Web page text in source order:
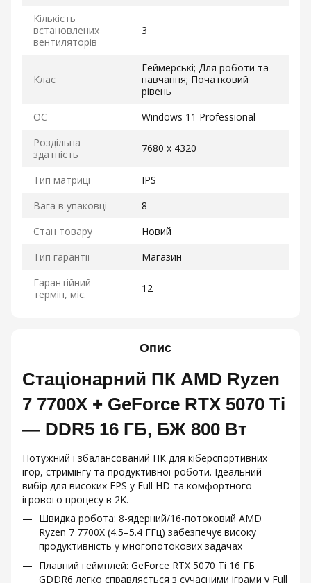
Кількість
встановлених
вентиляторів
3
Клас
Геймерські; Для роботи та
навчання; Початковий
рівень
ОС
Windows 11 Professional
Роздільна
здатність
7680 x 4320
Тип матриці
IPS
Вага в упаковці
8
Стан товару
Новий
Тип гарантії
Магазин
Гарантійний
термін, міс.
12
Опис
Стаціонарний ПК AMD Ryzen
7 7700X + GeForce RTX 5070 Ti
— DDR5 16 ГБ, БЖ 800 Вт
Потужний і збалансований ПК для кіберспортивних
ігор, стримінгу та продуктивної роботи. Ідеальний
вибір для високих FPS у Full HD та комфортного
ігрового процесу в 2K.
Швидка робота: 8-ядерний/16-потоковий AMD
Ryzen 7 7700X (4.5–5.4 ГГц) забезпечує високу
продуктивність у многопотокових задачах
Плавний геймплей: GeForce RTX 5070 Ti 16 ГБ
GDDR6 легко справляється з сучасними іграми у Full